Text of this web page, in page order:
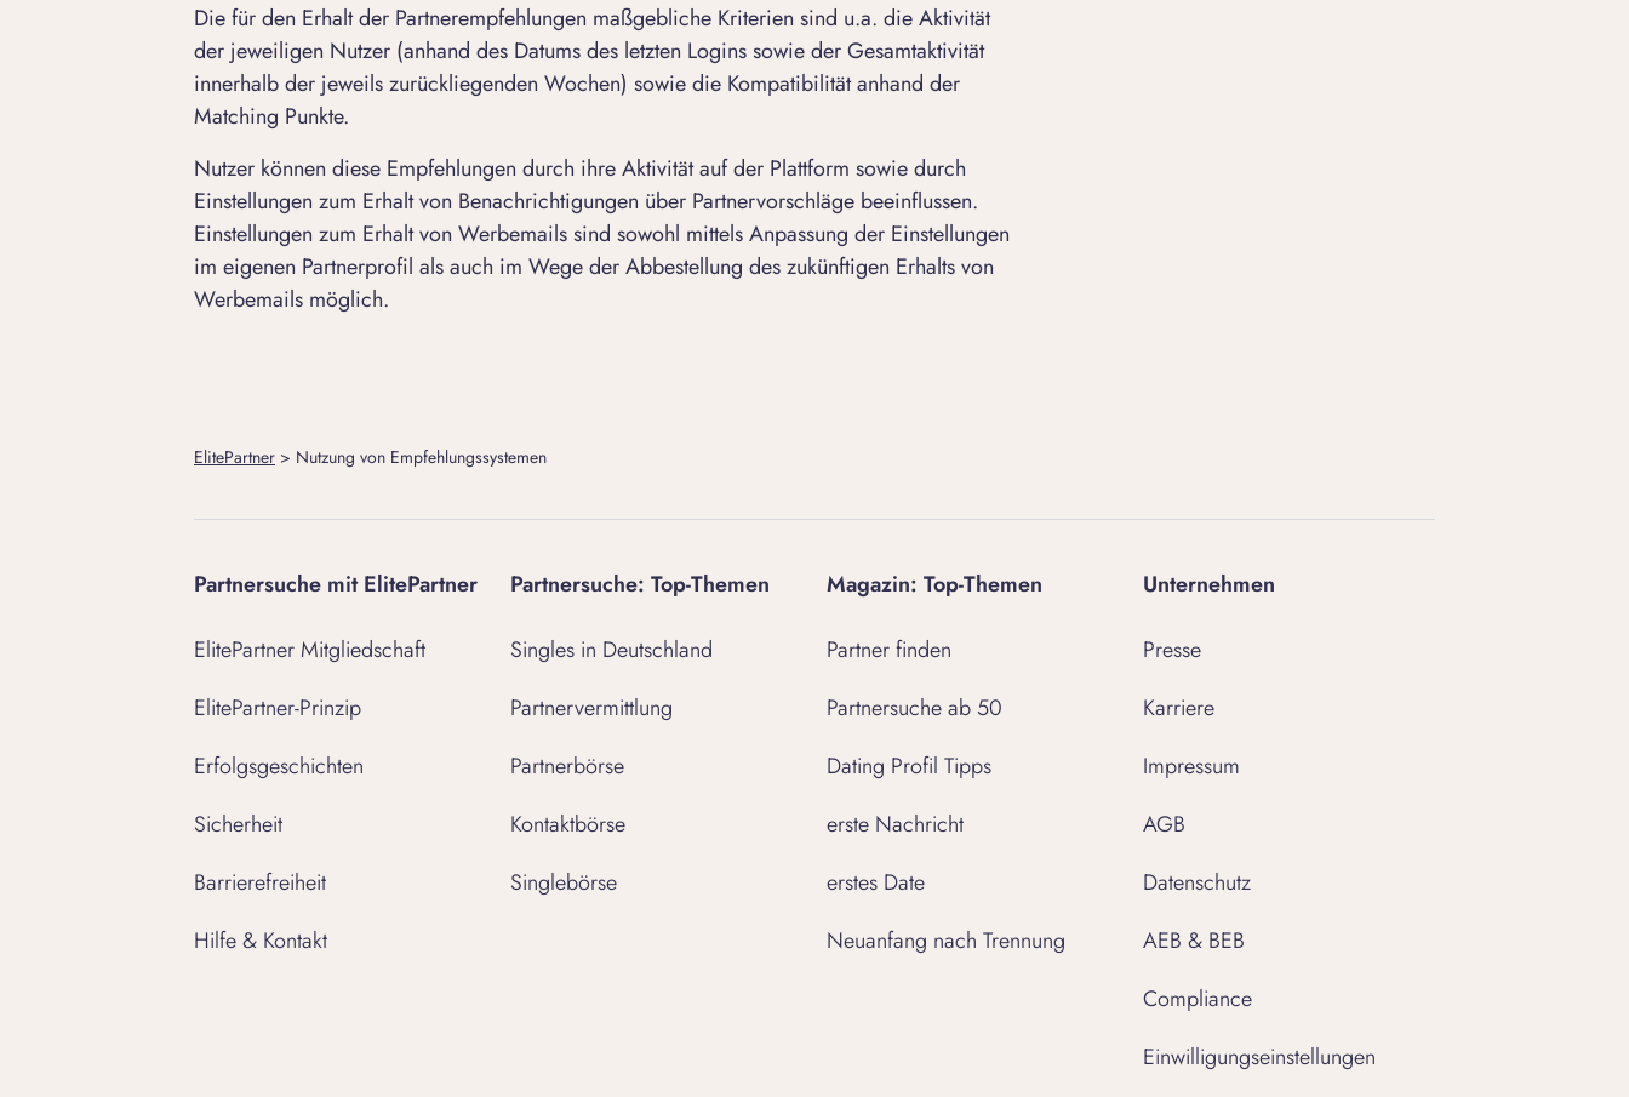
Die für den Erhalt der Partnerempfehlungen maßgebliche Kriterien sind u.a. die Aktivität
der jeweiligen Nutzer (anhand des Datums des letzten Logins sowie der Gesamtaktivität
innerhalb der jeweils zurückliegenden Wochen) sowie die Kompatibilität anhand der
Matching Punkte.
Nutzer können diese Empfehlungen durch ihre Aktivität auf der Plattform sowie durch
Einstellungen zum Erhalt von Benachrichtigungen über Partnervorschläge beeinflussen.
Einstellungen zum Erhalt von Werbemails sind sowohl mittels Anpassung der Einstellungen
im eigenen Partnerprofil als auch im Wege der Abbestellung des zukünftigen Erhalts von
Werbemails möglich.
ElitePartner > Nutzung von Empfehlungssystemen
Partnersuche mit ElitePartner
ElitePartner Mitgliedschaft
ElitePartner-Prinzip
Erfolgsgeschichten
Sicherheit
Barrierefreiheit
Hilfe & Kontakt
Partnersuche: Top-Themen
Singles in Deutschland
Partnervermittlung
Partnerbörse
Kontaktbörse
Singlebörse
Magazin: Top-Themen
Partner finden
Partnersuche ab 50
Dating Profil Tipps
erste Nachricht
erstes Date
Neuanfang nach Trennung
Unternehmen
Presse
Karriere
Impressum
AGB
Datenschutz
AEB & BEB
Compliance
Einwilligungseinstellungen